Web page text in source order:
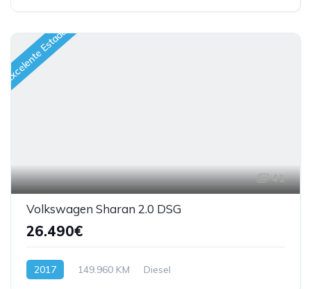
Excelente Estado
41
Volkswagen Sharan 2.0 DSG
26.490€
2017 149.960 KM Diesel